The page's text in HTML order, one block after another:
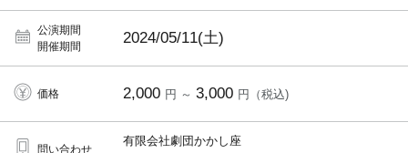
公演期間
開催期間
2024/05/11(土)
価格 2,000 円 ～ 3,000 円（税込)
問い合わせ
有限会社劇団かかし座